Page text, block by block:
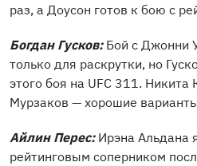
раз, а Доусон готов к бою с
Богдан Гусков: Бой с Джонни
только для раскрутки, но
этого боя на UFC 311.
Мурзаков — хорошие
Айлин Перес: Ирэна Альдана
рейтинговым соперником